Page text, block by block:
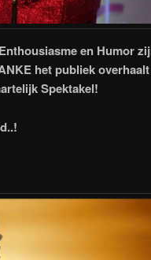
en Humor
het publiek
Spektakel!